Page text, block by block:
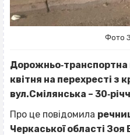
Фото
Дорожньо‐транспортна
квітня на перехресті з
вул.Смілянська –
Про це повідомила
Черкаської області Зоя